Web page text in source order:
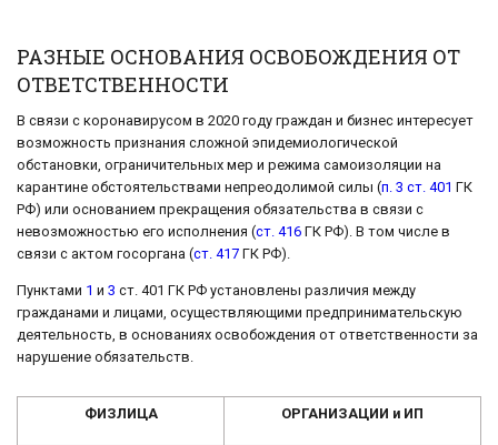
РАЗНЫЕ ОСНОВАНИЯ ОСВОБОЖДЕНИЯ ОТ
ОТВЕТСТВЕННОСТИ
В связи с коронавирусом в 2020 году граждан и бизнес интересует
возможность признания сложной эпидемиологической
обстановки, ограничительных мер и режима самоизоляции на
карантине обстоятельствами непреодолимой силы (п. 3 ст. 401 ГК
РФ) или основанием прекращения обязательства в связи с
невозможностью его исполнения (ст. 416 ГК РФ). В том числе в
связи с актом госоргана (ст. 417 ГК РФ).
Пунктами 1 и 3 ст. 401 ГК РФ установлены различия между
гражданами и лицами, осуществляющими предпринимательскую
деятельность, в основаниях освобождения от ответственности за
нарушение обязательств.
ФИЗЛИЦА ОРГАНИЗАЦИИ и ИП